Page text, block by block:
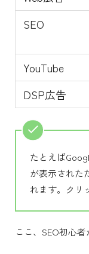
SEO
YouTube
DSP広告
たとえば
が表示された
れます。クリ
ここ、SEO初心